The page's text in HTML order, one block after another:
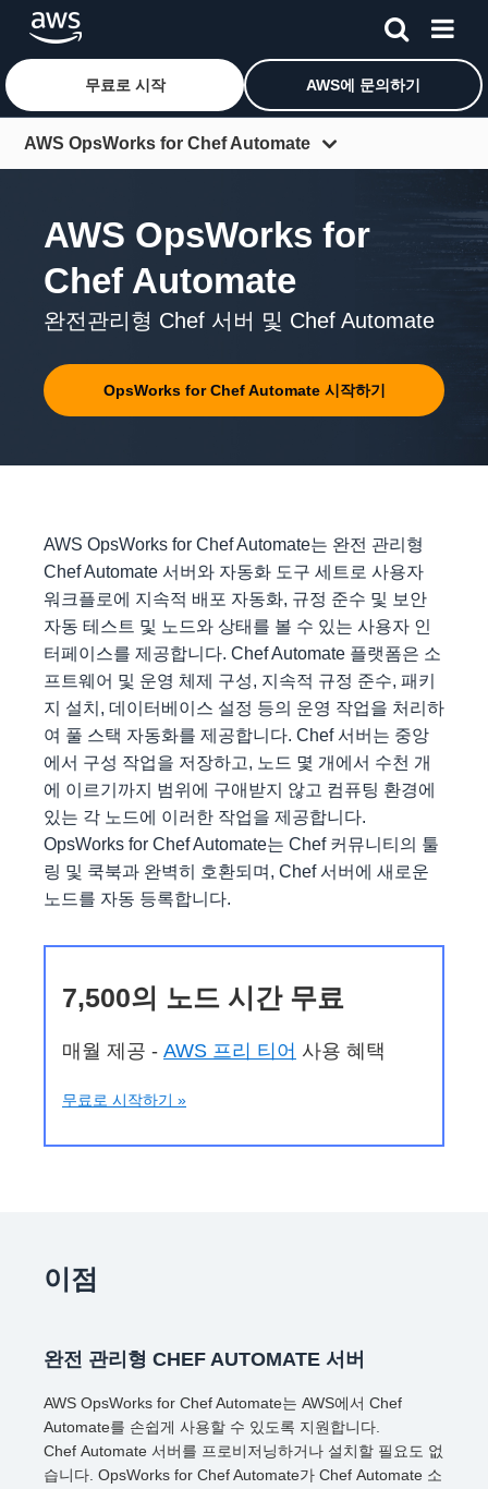
메인 콘텐츠로 건너뛰기
무료로 시작 AWS에 문의하기
AWS OpsWorks for Chef Automate
기능
요금
리소스
AWS OpsWorks for
Chef Automate
완전관리형 Chef 서버 및 Chef Automate
OpsWorks for Chef Automate 시작하기
AWS OpsWorks for Chef Automate는 완전 관리형
Chef Automate 서버와 자동화 도구 세트로 사용자
워크플로에 지속적 배포 자동화, 규정 준수 및 보안
자동 테스트 및 노드와 상태를 볼 수 있는 사용자 인
터페이스를 제공합니다. Chef Automate 플랫폼은 소
프트웨어 및 운영 체제 구성, 지속적 규정 준수, 패키
지 설치, 데이터베이스 설정 등의 운영 작업을 처리하
여 풀 스택 자동화를 제공합니다. Chef 서버는 중앙
에서 구성 작업을 저장하고, 노드 몇 개에서 수천 개
에 이르기까지 범위에 구애받지 않고 컴퓨팅 환경에
있는 각 노드에 이러한 작업을 제공합니다.
OpsWorks for Chef Automate는 Chef 커뮤니티의 툴
링 및 쿡북과 완벽히 호환되며, Chef 서버에 새로운
노드를 자동 등록합니다.
7,500의 노드 시간 무료
매월 제공 - AWS 프리 티어 사용 혜택
무료로 시작하기 »
이점
완전 관리형 CHEF AUTOMATE 서버
AWS OpsWorks for Chef Automate는 AWS에서 Chef
Automate를 손쉽게 사용할 수 있도록 지원합니다.
Chef Automate 서버를 프로비저닝하거나 설치할 필요도 없
습니다. OpsWorks for Chef Automate가 Chef Automate 소